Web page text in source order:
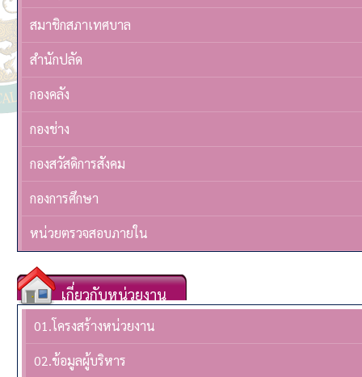
สมาชิกสภาเทศบาล
สำนักปลัด
กองคลัง
กองช่าง
กองสวัสดิการสังคม
กองการศึกษา
หน่วยตรวจสอบภายใน
เกี่ยวกับหน่วยงาน
01.โครงสร้างหน่วยงาน
02.ข้อมูลผู้บริหาร